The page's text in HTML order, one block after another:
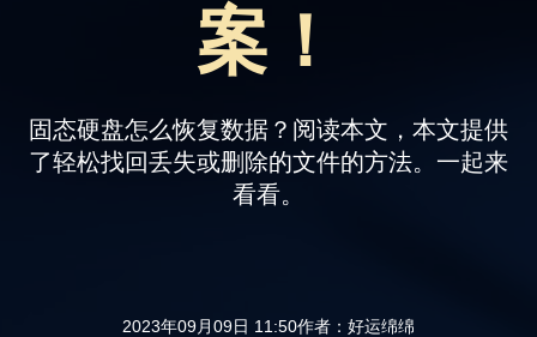
案！
固态硬盘怎么恢复数据？阅读本文，本文提供
了轻松找回丢失或删除的文件的方法。一起来
看看。
2023年09月09日 11:50作者： 好运绵绵